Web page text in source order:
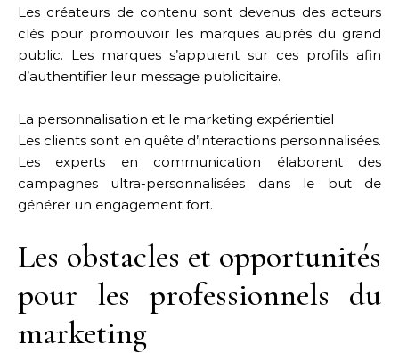
Les créateurs de contenu sont devenus des acteurs
clés pour promouvoir les marques auprès du grand
public. Les marques s’appuient sur ces profils afin
d’authentifier leur message publicitaire.
La personnalisation et le marketing expérientiel
Les clients sont en quête d’interactions personnalisées.
Les experts en communication élaborent des
campagnes ultra-personnalisées dans le but de
générer un engagement fort.
Les obstacles et opportunités
pour les professionnels du
marketing